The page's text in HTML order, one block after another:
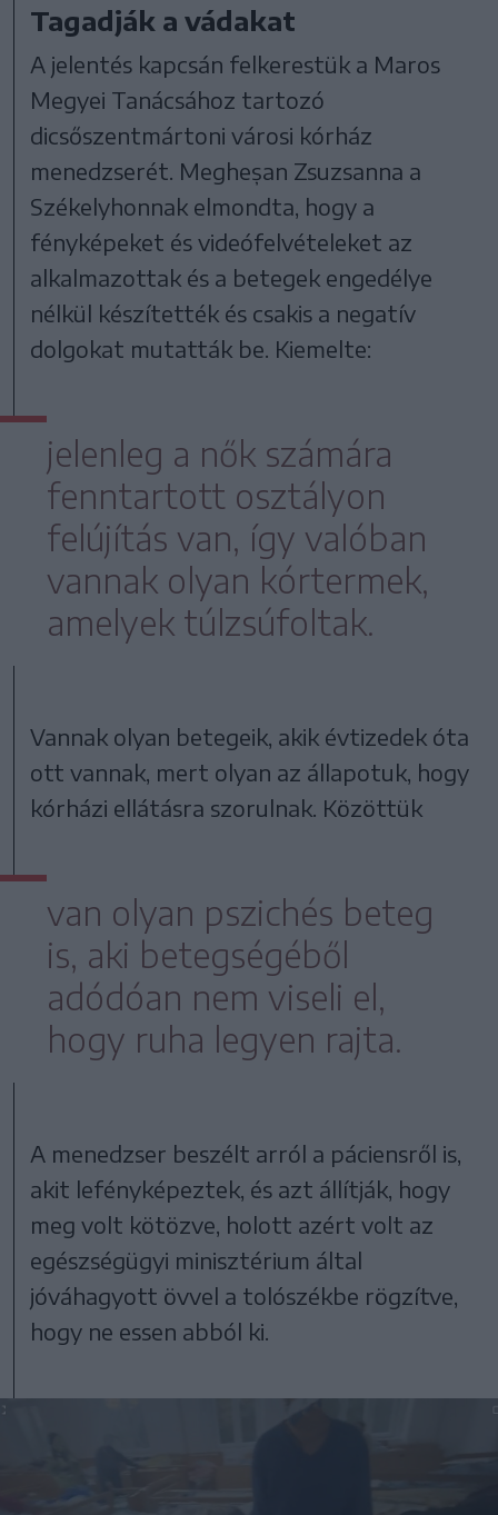
Tagadják a vádakat
A jelentés kapcsán felkerestük a Maros
Megyei Tanácsához tartozó
dicsőszentmártoni városi kórház
menedzserét. Megheșan Zsuzsanna a
Székelyhonnak elmondta, hogy a
fényképeket és videófelvételeket az
alkalmazottak és a betegek engedélye
nélkül készítették és csakis a negatív
dolgokat mutatták be. Kiemelte:
jelenleg a nők számára
fenntartott osztályon
felújítás van, így valóban
vannak olyan kórtermek,
amelyek túlzsúfoltak.
Vannak olyan betegeik, akik évtizedek óta
ott vannak, mert olyan az állapotuk, hogy
kórházi ellátásra szorulnak. Közöttük
van olyan pszichés beteg
is, aki betegségéből
adódóan nem viseli el,
hogy ruha legyen rajta.
A menedzser beszélt arról a páciensről is,
akit lefényképeztek, és azt állítják, hogy
meg volt kötözve, holott azért volt az
egészségügyi minisztérium által
jóváhagyott övvel a tolószékbe rögzítve,
hogy ne essen abból ki.